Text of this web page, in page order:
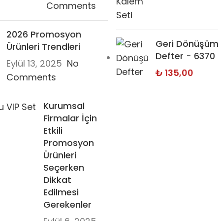
Comments
2026 Promosyon
Ürünleri Trendleri
Eylül 13, 2025 No
Comments
Kurumsal
Firmalar İçin
Etkili
Promosyon
Ürünleri
Seçerken
Dikkat
Edilmesi
Gerekenler
Geri
Defter - 6370
₺ 135,00